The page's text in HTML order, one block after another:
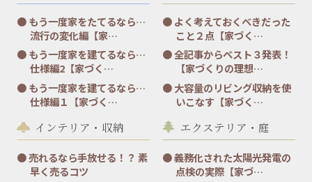
もう一度家をたてるなら…
流行の変化編【家…
もう一度家を建てるなら…
仕様編2【家づく…
もう一度家を建てるなら…
仕様編１【家づく…
よく考えておくべきだった
こと２点【家づく…
全記事からベスト３発表！
【家づくりの理想…
大容量のリビング収納を使
いこなす【家づく…
インテリア・収納
売れるなら手放せる！？ 素
早く売るコツ
エクステリア・庭
義務化された太陽光発電の
点検の実際【家づ…